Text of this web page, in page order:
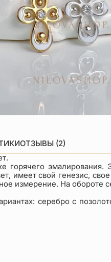
ОТЗЫВЫ (2)
горячего
имеет свой генезис,
измерение. На обороте
серебро с